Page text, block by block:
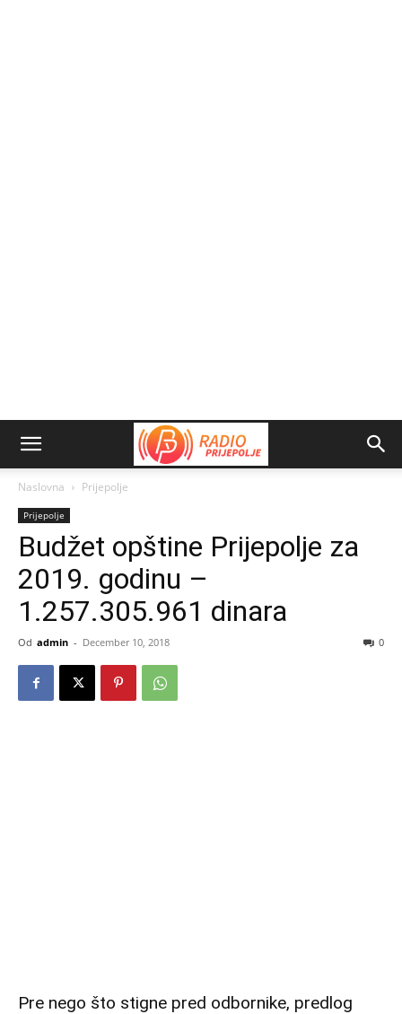
Naslovna Prijepolje
Prijepolje
Budžet opštine Prijepolje za
2019. godinu –
1.257.305.961 dinara
Od admin - December 10, 2018 0
Pre nego što stigne pred odbornike, predlog